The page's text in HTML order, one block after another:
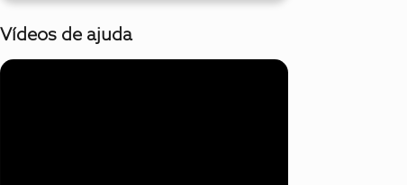
Vídeos de ajuda